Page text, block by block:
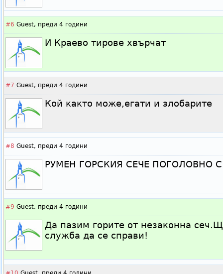
#6 Guest, преди 4 години
И Краево тирове хвърчат
#7 Guest, преди 4 години
Кой както може,егати и злобарите
#8 Guest, преди 4 години
РУМЕН ГОРСКИЯ СЕЧЕ ПОГОЛОВНО
#9 Guest, преди 4 години
Да пазим горите от незаконна
служба да се справи!